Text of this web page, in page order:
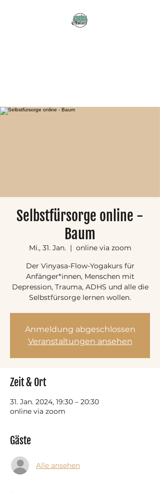
Selbstfürsorge online -
Baum
Mi., 31. Jan.
  |
online via zoom
Der Vinyasa-Flow-Yogakurs für
Anfänger*innen, Menschen mit
Depression, Trauma, ADHS und alle die
Selbstfürsorge lernen wollen.
Anmeldung abgeschlossen
Veranstaltungen ansehen
Zeit & Ort
31. Jan. 2024, 19:30 – 20:30
online via zoom
Gäste
Alle ansehen